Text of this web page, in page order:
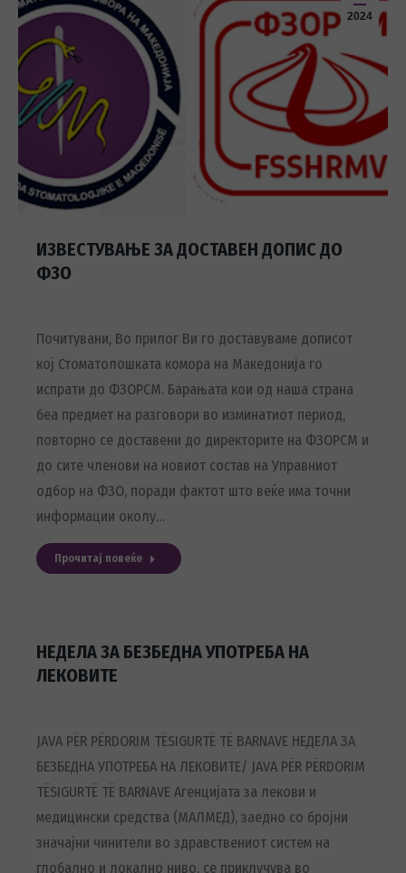
2024
ИЗВЕСТУВАЊЕ ЗА ДОСТАВЕН ДОПИС ДО
ФЗО
Почитувани, Во прилог Ви го доставуваме дописот
кој Стоматолошката комора на Македонија го
испрати до ФЗОРСМ. Барањата кои од наша страна
беа предмет на разговори во изминатиот период,
повторно се доставени до директорите на ФЗОРСМ и
до сите членови на новиот состав на Управниот
одбор на ФЗО, поради фактот што веќе има точни
информации околу…
Прочитај повеќе
НЕДЕЛА ЗА БЕЗБЕДНА УПОТРЕБА НА
ЛЕКОВИТЕ
JAVA PËR PËRDORIM TËSIGURTË TË BARNAVE НЕДЕЛА ЗА
БЕЗБЕДНА УПОТРЕБА НА ЛЕКОВИТЕ/ JAVA PËR PËRDORIM
TËSIGURTË TË BARNAVE Агенцијата за лекови и
медицински средства (МАЛМЕД), заедно со бројни
значајни чинители во здравствениот систем на
глобално и локално ниво, се приклучува во